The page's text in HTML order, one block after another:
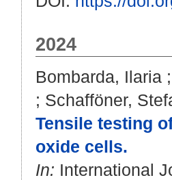
2024
Bombarda, Ilaria
; Schafföner,
Tensile testing
oxide cells.
In: International